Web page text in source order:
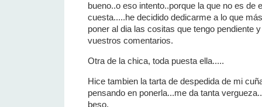
bueno..o eso intento..porque la que no es de
cuesta.....he decidido dedicarme a lo que
poner al dia las cositas que tengo pendiente
vuestros comentarios.
Otra de la chica, toda puesta ella.....
Hice tambien la tarta de despedida de mi
pensando en ponerla...me da tanta
beso.